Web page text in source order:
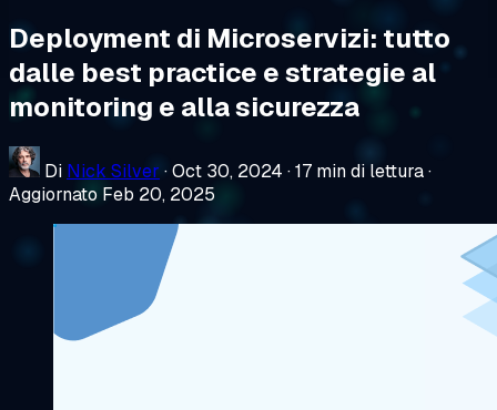
Deployment di Microservizi: tutto
dalle best practice e strategie al
monitoring e alla sicurezza
Di Nick Silver ·Oct 30, 2024 ·17 min di lettura·
Aggiornato Feb 20, 2025